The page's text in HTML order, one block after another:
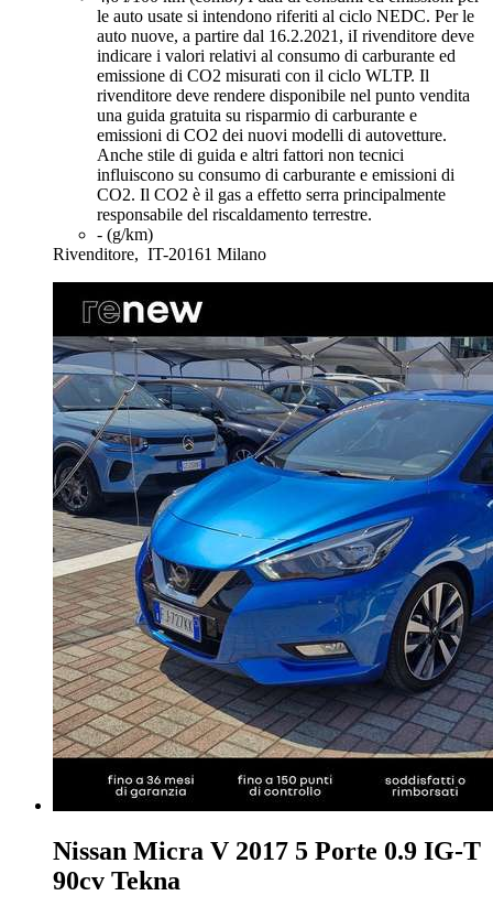
le auto usate si intendono riferiti al ciclo NEDC. Per le
auto nuove, a partire dal 16.2.2021, iI rivenditore deve
indicare i valori relativi al consumo di carburante ed
emissione di CO2 misurati con il ciclo WLTP. Il
rivenditore deve rendere disponibile nel punto vendita
una guida gratuita su risparmio di carburante e
emissioni di CO2 dei nuovi modelli di autovetture.
Anche stile di guida e altri fattori non tecnici
influiscono su consumo di carburante e emissioni di
CO2. Il CO2 è il gas a effetto serra principalmente
responsabile del riscaldamento terrestre.
- (g/km)
Rivenditore, IT-20161 Milano
Nissan Micra V 2017 5 Porte 0.9 IG-T
90cv Tekna